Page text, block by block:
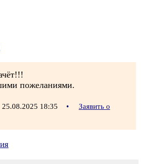
пожеланиями.
25.08.2025 18:35 •
Заявить о